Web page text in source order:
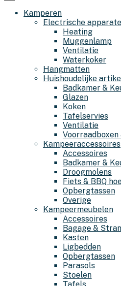
Kamperen
Electrische
Heating
Muggenlamp
Ventilatie
Waterkoker
Hangmatten
Huishoudelijke
Badkamer &
Glazen
Koken
Tafelservies
Ventilatie
Voorraadboxen
Kampeeraccessoires
Accessoires
Badkamer &
Droogmolens
Fiets & BBQ
Opbergtassen
Overige
Kampeermeubelen
Accessoires
Bagage &
Kasten
Ligbedden
Opbergtassen
Parasols
Stoelen